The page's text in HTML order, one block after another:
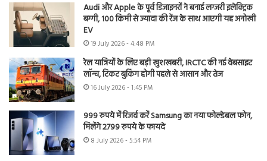
Audi और Apple के पूर्व डिजाइनरों ने बनाई लग्जरी इलेक्ट्रिक
बग्गी, 100 किमी से ज्यादा की रेंज के साथ आएगी यह अनोखी
EV
19 July 2026 - 4:48 PM
रेल यात्रियों के लिए बड़ी खुशखबरी, IRCTC की नई वेबसाइट
लॉन्च, टिकट बुकिंग होगी पहले से आसान और तेज
16 July 2026 - 1:45 PM
999 रुपये में रिजर्व करें Samsung का नया फोल्डेबल फोन,
मिलेंगे 2799 रुपये के फायदे
8 July 2026 - 5:54 PM